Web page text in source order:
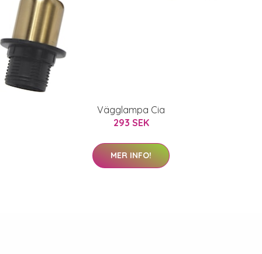
Vägglampa Cia
293 SEK
MER INFO!